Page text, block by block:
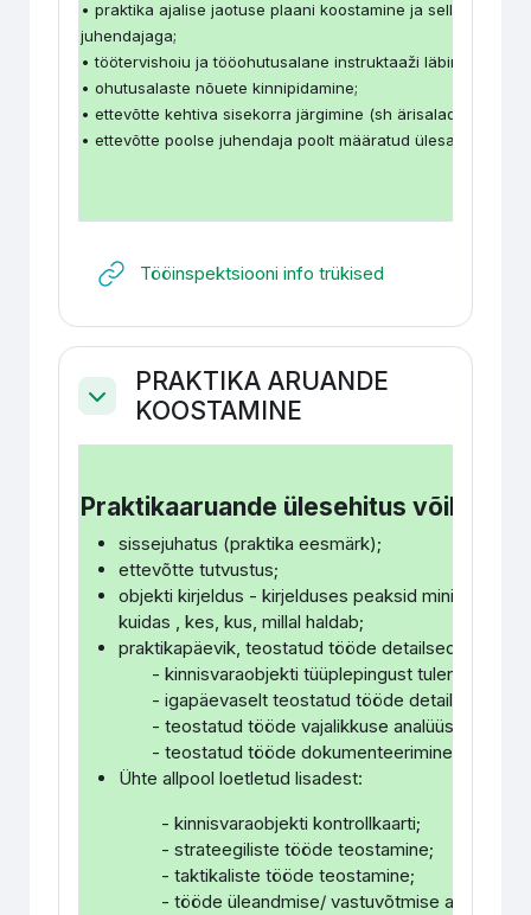
• praktika ajalise jaotuse plaani koostamine ja selle
juhendajaga;
• töötervishoiu ja tööohutusalane instruktaaži läbimine;
• ohutusalaste nõuete kinnipidamine;
• ettevõtte kehtiva sisekorra järgimine (sh ärisaladuste
• ettevõtte poolse juhendaja poolt määratud ülesannete
Tööinspektsiooni info trükised
Свернуть
PRAKTIKA ARUANDE
KOOSTAMINE
Praktikaaruande ülesehitus võiks
sissejuhatus (praktika eesmärk);
ettevõtte tutvustus;
objekti kirjeldus - kirjelduses peaksid minimaalselt
kuidas , kes, kus, millal haldab;
praktikapäevik, teostatud tööde detailsed
- kinnisvaraobjekti tüüplepingust tulenevaid
- igapäevaselt teostatud tööde detailseid
- teostatud tööde vajalikkuse analüüs;
- teostatud tööde dokumenteerimine.
Ühte allpool loetletud lisadest:
- kinnisvaraobjekti kontrollkaarti;
- strateegiliste tööde teostamine;
- taktikaliste tööde teostamine;
- tööde üleandmise/ vastuvõtmise akti;